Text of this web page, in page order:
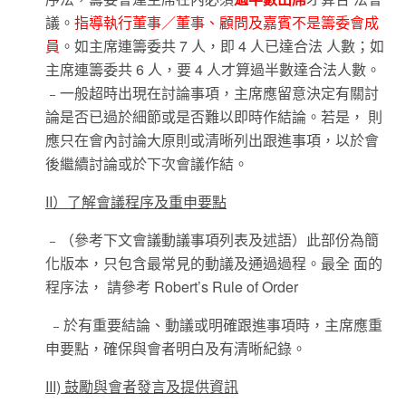
議。 指導執行董事／董事、顧問及嘉賓不是籌委會成
員 。如主席連籌委共 7 人，即 4 人已達合法 人數；如
主席連籌委共 6 人，要 4 人才算過半數達合法人數。
﹣一般超時出現在討論事項，主席應留意決定有關討
論是否已過於細節或是否難以即時作結論。若是， 則
應只在會內討論大原則或清晰列出跟進事項，以於會
後繼續討論或於下次會議作結。
II）了解會議程序及重申要點
﹣（參考下文會議動議事項列表及述語）此部份為簡
化版本，只包含最常見的動議及通過過程。最全 面的
程序法， 請參考 Robert’s Rule of Order
﹣於有重要結論、動議或明確跟進事項時，主席應重
申要點，確保與會者明白及有清晰紀錄。
III) 鼓勵與會者發言及提供資訊